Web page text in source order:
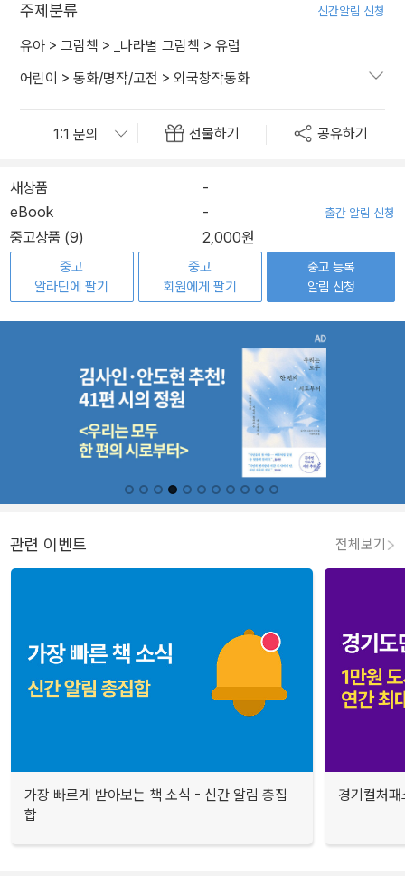
주제분류 신간알림 신청
유아 > 그림책 > _나라별 그림책 > 유럽
어린이 > 동화/명작/고전 > 외국창작동화
선물하기 공유하기
새상품
-
eBook
- 출간 알림 신청
중고상품 (9) 2,000원
중고
알라딘에 팔기
중고
회원에게 팔기
중고 등록
알림 신청
관련 이벤트 전체보기
가장 빠르게 받아보는 책 소식 - 신간 알림 총집
합
경기컬처